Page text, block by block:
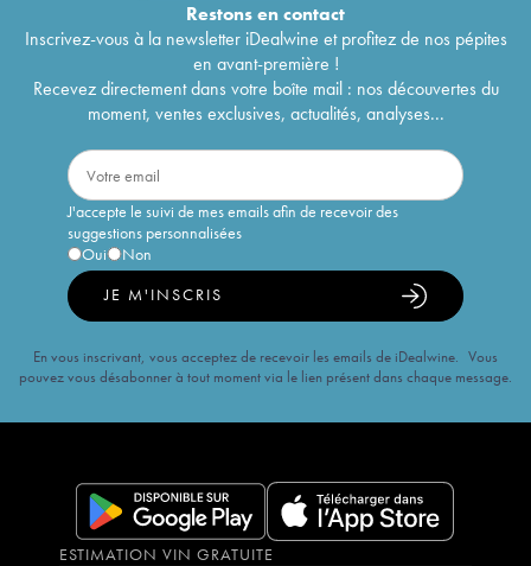
Restons encontact
Inscrivez-vous à la newsletter iDealwine et profitez de nos pépites
en avant-première !
Recevez directement dans votre boîte mail : nos découvertes du
moment, ventes exclusives, actualités, analyses...
J'accepte le suivi de mes emails afin de recevoir des
suggestions personnalisées
Oui
Non
JE M'INSCRIS
En vous inscrivant, vous acceptez de recevoir les emails de iDealwine. Vous
pouvez vous désabonner à tout moment via le lien présent dans chaque message.
ESTIMATION VIN GRATUITE